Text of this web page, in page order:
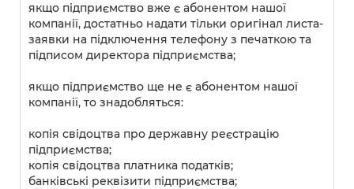
якщо підприємство вже є абонентом нашої
компанії, достатньо надати тільки оригінал листа-
заявки на підключення телефону з печаткою та
підписом директора підприємства;
якщо підприємство ще не є абонентом нашої
компанії, то знадобляться:
копія свідоцтва про державну реєстрацію
підприємства;
копія свідоцтва платника податків;
банківські реквізити підприємства;